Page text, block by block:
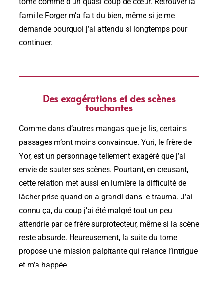
tome comme d’un quasi coup de cœur. Retrouver la
famille Forger m’a fait du bien, même si je me
demande pourquoi j’ai attendu si longtemps pour
continuer.
Des exagérations et des scènes
touchantes
Comme dans d’autres mangas que je lis, certains
passages m’ont moins convaincue. Yuri, le frère de
Yor, est un personnage tellement exagéré que j’ai
envie de sauter ses scènes. Pourtant, en creusant,
cette relation met aussi en lumière la difficulté de
lâcher prise quand on a grandi dans le trauma. J’ai
connu ça, du coup j’ai été malgré tout un peu
attendrie par ce frère surprotecteur, même si la scène
reste absurde. Heureusement, la suite du tome
propose une mission palpitante qui relance l’intrigue
et m’a happée.